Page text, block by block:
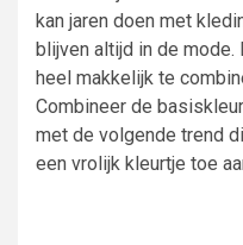
kan jaren doen met
blijven altijd in de mode.
heel makkelijk te
Combineer de
met de volgende trend
een vrolijk kleurtje toe